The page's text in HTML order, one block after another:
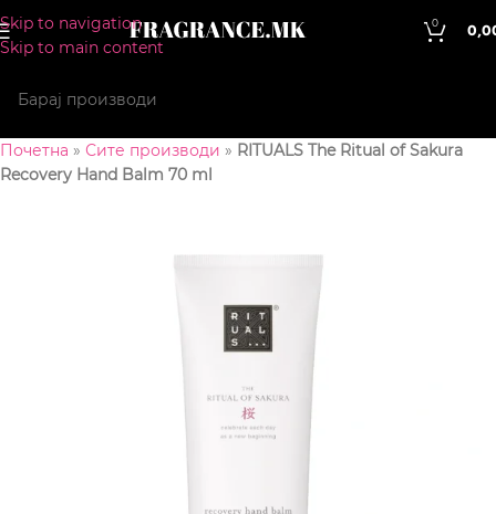
Skip to navigation
Skip to main content
0
Почетна » Сите производи » RITUALS The Ritual of Sakura
Recovery Hand Balm 70 ml